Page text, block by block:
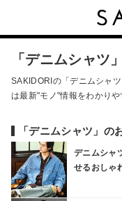
「デニムシャツ
SAKIDORIの「デニムシャ
は最新"モノ"情報をわかり
「デニムシャツ」の
デニムシャ
せるおしゃ